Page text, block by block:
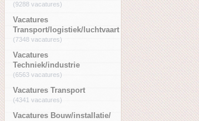
(9288 vacatures)
Vacatures
Transport/logistiek/luchtvaart
(7348 vacatures)
Vacatures
Techniek/industrie
(6563 vacatures)
Vacatures Transport
(4341 vacatures)
Vacatures Bouw/installatie/